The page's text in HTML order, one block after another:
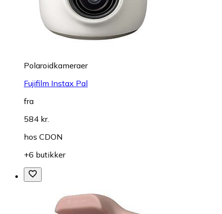
Polaroidkameraer
Fujifilm Instax Pal
fra
584 kr.
hos CDON
+6 butikker